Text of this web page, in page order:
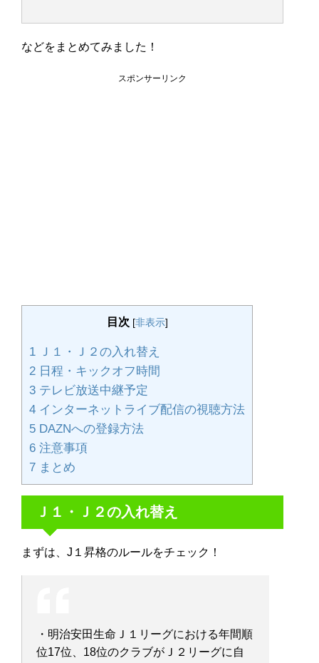
などをまとめてみました！
スポンサーリンク
目次 [非表示]
1 Ｊ１・Ｊ２の入れ替え
2 日程・キックオフ時間
3 テレビ放送中継予定
4 インターネットライブ配信の視聴方法
5 DAZNへの登録方法
6 注意事項
7 まとめ
Ｊ１・Ｊ２の入れ替え
まずは、J１昇格のルールをチェック！
・明治安田生命Ｊ１リーグにおける年間順
位17位、18位のクラブがＪ２リーグに自